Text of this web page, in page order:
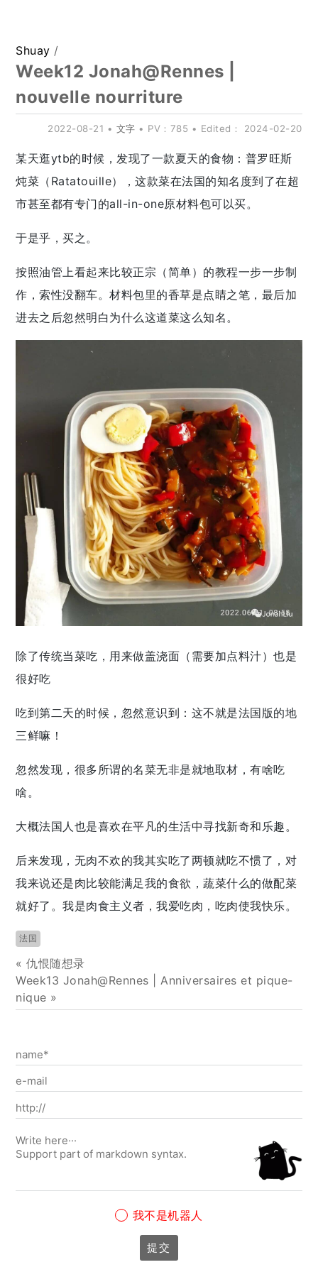
Shuay /
Week12 Jonah@Rennes |
nouvelle nourriture
2022-08-21 • 文字 • PV：785 • Edited： 2024-02-20
某天逛ytb的时候，发现了一款夏天的食物：普罗旺斯
炖菜（Ratatouille），这款菜在法国的知名度到了在超
市甚至都有专门的all-in-one原材料包可以买。
于是乎，买之。
按照油管上看起来比较正宗（简单）的教程一步一步制
作，索性没翻车。材料包里的香草是点睛之笔，最后加
进去之后忽然明白为什么这道菜这么知名。
除了传统当菜吃，用来做盖浇面（需要加点料汁）也是
很好吃
吃到第二天的时候，忽然意识到：这不就是法国版的地
三鲜嘛！
忽然发现，很多所谓的名菜无非是就地取材，有啥吃
啥。
大概法国人也是喜欢在平凡的生活中寻找新奇和乐趣。
后来发现，无肉不欢的我其实吃了两顿就吃不惯了，对
我来说还是肉比较能满足我的食欲，蔬菜什么的做配菜
就好了。我是肉食主义者，我爱吃肉，吃肉使我快乐。
法国
«仇恨随想录
Week13 Jonah@Rennes | Anniversaires et pique-
nique »
我不是机器人